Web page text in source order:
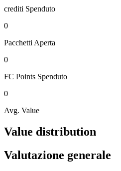
crediti Spenduto
0
Pacchetti Aperta
0
FC Points Spenduto
0
Avg. Value
Value distribution
Valutazione generale